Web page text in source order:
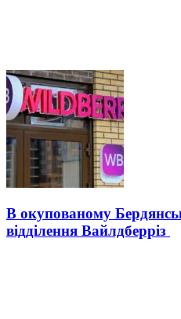
В окупованому
відділення Вайлдберріз